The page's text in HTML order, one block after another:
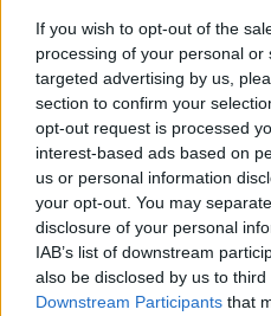
If you wish to opt-out of the
processing of your personal
targeted advertising by us,
section to confirm your
opt-out request is processed
interest-based ads based on
us or personal information
your opt-out. You may
disclosure of your personal
IAB’s list of downstream
also be disclosed by us to
Downstream Participants that
CIENCIA Y TECNOLOGÍA